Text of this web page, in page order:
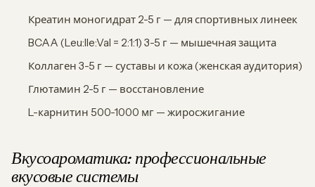
Креатин моногидрат 2-5 г — для спортивных линеек
BCAA (Leu:Ile:Val = 2:1:1) 3-5 г — мышечная защита
Коллаген 3-5 г — суставы и кожа (женская аудитория)
Глютамин 2-5 г — восстановление
L-карнитин 500-1000 мг — жиросжигание
Вкусоароматика: профессиональные
вкусовые системы